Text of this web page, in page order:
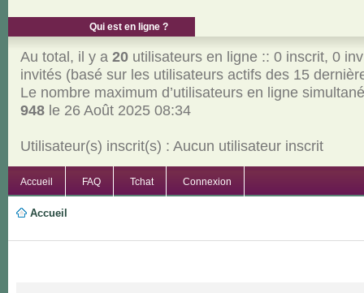
Qui est en ligne ?
Au total, il y a 20utilisateurs en ligne :: 0 inscrit, 0
invités (basé sur les utilisateurs actifs des 15
Le nombre maximum d’utilisateurs en ligne
948le 26 Août 2025 08:34
Utilisateur(s) inscrit(s) : Aucun utilisateur inscrit
Accueil FAQ Tchat Connexion
Accueil